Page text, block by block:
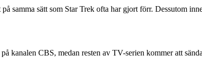
samma sätt som Star Trek ofta har gjort förr. Dessutom
CBS, medan resten av TV-serien kommer att